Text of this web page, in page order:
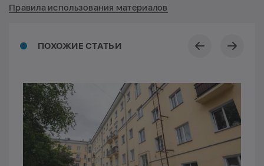
ПОХОЖИЕ СТАТЬИ
Правила использования материалов